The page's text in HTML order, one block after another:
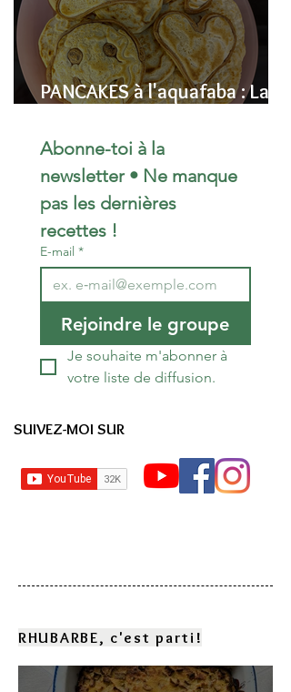
PANCAKES à l'aquafaba : La
Moelleuse (Sans Œufs)
Abonne-toi à la
newsletter • Ne manque
pas les dernières
recettes !
E-mail *
Rejoindre le groupe
Je souhaite m'abonner à
votre liste de diffusion.
SUIVEZ-MOI SUR
RHUBARBE, c'est parti!